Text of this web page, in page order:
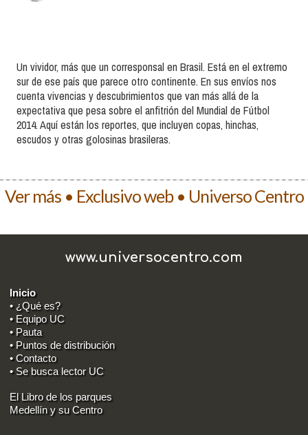
Un vividor, más que un corresponsal en Brasil. Está en el extremo
sur de ese país que parece otro continente. En sus envíos nos
cuenta vivencias y descubrimientos que van más allá de la
expectativa que pesa sobre el anfitrión del Mundial de Fútbol
2014. Aquí están los reportes, que incluyen copas, hinchas,
escudos y otras golosinas brasileras.
Ver más • Exclusivo web • Universo Centro
www.universocentro.com
Inicio
• ¿Qué es?
• Equipo UC
• Pauta
• Puntos de distribución
• Contacto
• Se busca lector UC
El Libro de los parques
Medellín y su Centro